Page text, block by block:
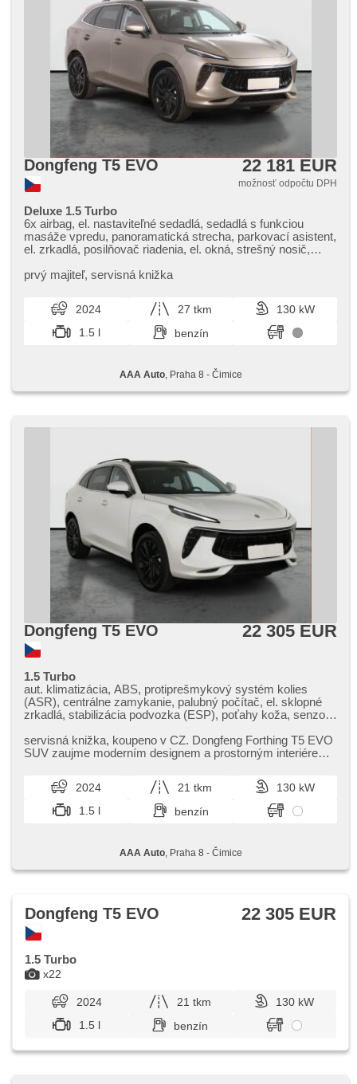
Dongfeng T5 EVO 22 181 EUR
možnosť odpočtu DPH
Deluxe 1.5 Turbo
6x airbag, el. nastaviteľné sedadlá, sedadlá s funkciou
masáže vpredu, panoramatická strecha, parkovací asistent,
el. zrkadlá, posilňovač riadenia, el. okná, strešný nosič,
protiprešmykový systém kolies (ASR), centrálne
vyhrievané sedadlá, poťahy koža, senzor stieračov,
štartovanie tlačítkom, senzor tlaku v pneumatikách, USB,
aut. prevodovka
prvý majiteľ,​ servisná knižka
2024 27 tkm
130 kW
1.5 l
benzín
AAA Auto, Praha 8 - Čimice
Dongfeng T5 EVO 22 305 EUR
1.5 Turbo
aut. klimatizácia, ABS, protiprešmykový systém kolies
(ASR), centrálne zamykanie, palubný počítač, el. sklopné
zrkadlá, stabilizácia podvozka (ESP), poťahy koža, senzor
pneumatikách, USB, 8x airbag, alarm, el. nastaviteľné
sedadlá, sedadlá s funkciou masáže vpredu, panoramatická
el. okná, strešný nosič, strešné okno, autorádio, aut.
prevodovka
servisná knižka,​ koupeno v CZ. Dongfeng Forthing T5 EVO
SUV zaujme moderním designem a prostorným interiérem.
2024 21 tkm
130 kW
1.5 l
benzín
AAA Auto, Praha 8 - Čimice
x22
Dongfeng T5 EVO 22 305 EUR
1.5 Turbo
2024 21 tkm
130 kW
1.5 l
benzín